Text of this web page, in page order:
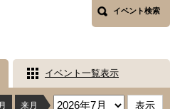
イベント検索
イベント一覧表示
来月